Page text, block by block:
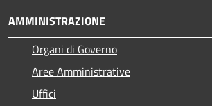
AMMINISTRAZIONE
Organi di Governo
Aree Amministrative
Uffici